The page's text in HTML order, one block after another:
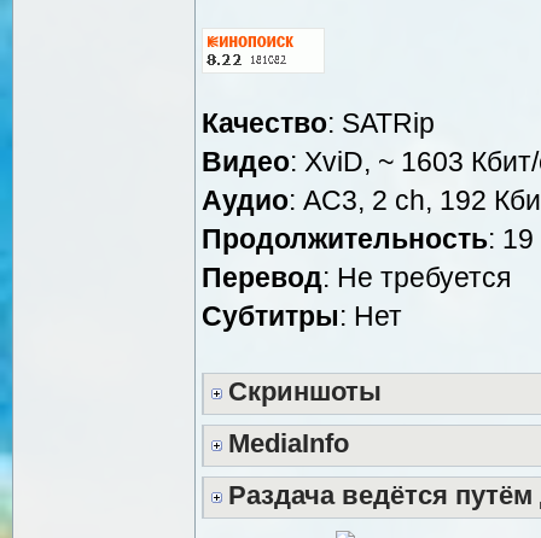
Качество: SATRip
Видео: XviD, ~ 1603
Аудио: AC3, 2 ch, 192
Продолжительность:
Перевод: Не требуется
Субтитры: Нет
Скриншоты
MediaInfo
Раздача ведётся